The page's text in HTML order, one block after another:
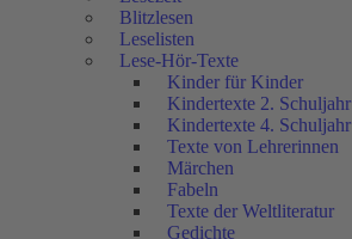
Blitzlesen
Leselisten
Lese-Hör-Texte
Kinder für Kinder
Kindertexte 2. Schuljahr
Kindertexte 4. Schuljahr
Texte von Lehrerinnen
Märchen
Fabeln
Texte der Weltliteratur
Gedichte